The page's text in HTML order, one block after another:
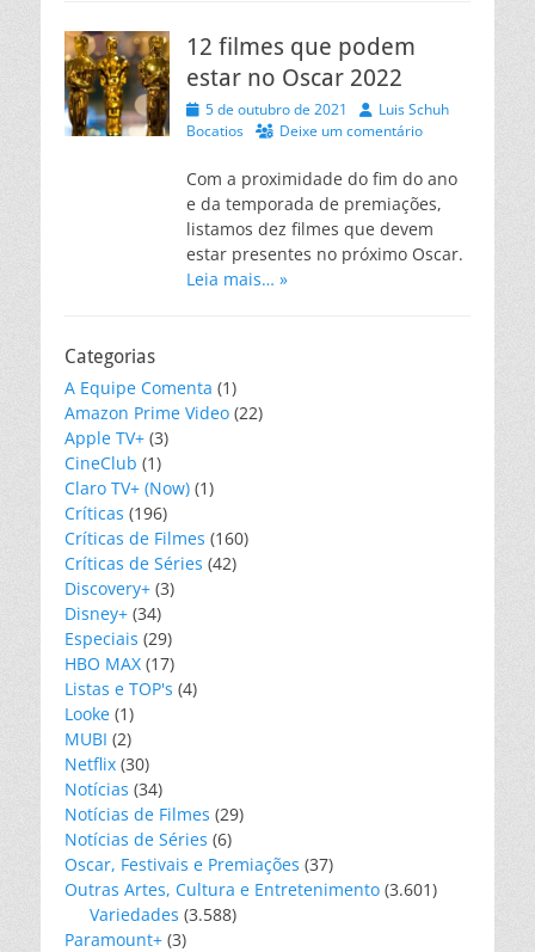
12 filmes que podem
estar no Oscar 2022
Posted
on
5 de outubro de 2021 AutorLuis Schuh
Bocatios
Deixe um comentário
Com a proximidade do fim do ano
e da temporada de premiações,
listamos dez filmes que devem
estar presentes no próximo Oscar.
Leia mais… »
Categorias
A Equipe Comenta (1)
Amazon Prime Video (22)
Apple TV+ (3)
CineClub (1)
Claro TV+ (Now) (1)
Críticas (196)
Críticas de Filmes (160)
Críticas de Séries (42)
Discovery+ (3)
Disney+ (34)
Especiais (29)
HBO MAX (17)
Listas e TOP's (4)
Looke (1)
MUBI (2)
Netflix (30)
Notícias (34)
Notícias de Filmes (29)
Notícias de Séries (6)
Oscar, Festivais e Premiações (37)
Outras Artes, Cultura e Entretenimento (3.601)
Variedades (3.588)
Paramount+ (3)